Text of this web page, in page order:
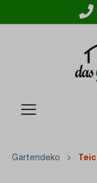
Gartendeko